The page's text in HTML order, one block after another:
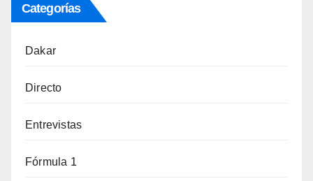
Categorías
Dakar
Directo
Entrevistas
Fórmula 1